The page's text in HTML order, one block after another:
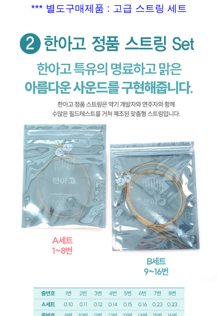
*** 별도구매제품 : 고급 스트링 세트